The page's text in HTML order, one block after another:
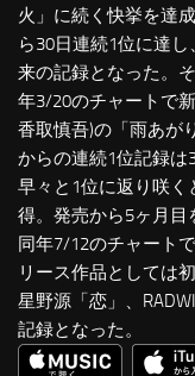
火」に続く快挙を達
ら30日連続1位に達
来の記録となった。
年3/20のチャートで
香取慎吾)の「雨あが
からの連続1位記録
早々と1位に返り咲く
得。発売から5ヶ月目
同年7/12のチャート
リース作品としては
星野源「恋」、
記録となった。